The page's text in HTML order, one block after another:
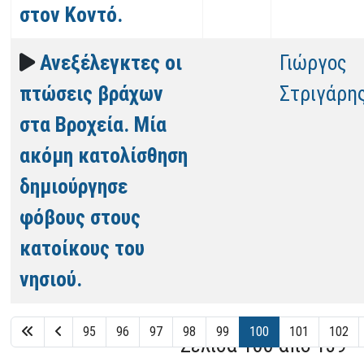
στον Κοντό.
Ανεξέλεγκτες οι
πτώσεις βράχων
στα Βροχεία. Μία
ακόμη κατολίσθηση
δημιούργησε
φόβους στους
κατοίκους του
νησιού.
Γιώργος
Σελίδα 100 από 139
95 96 97 98 99 100 101 102